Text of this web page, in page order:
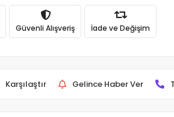
Güvenli Alışveriş İade ve Değişim
Karşılaştır Gelince Haber Ver